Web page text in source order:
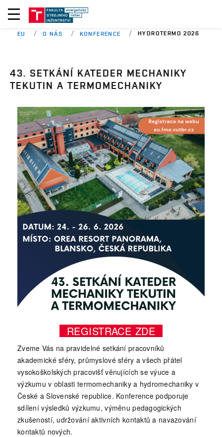
EU O NÁS KONFERENCE HYDROTERMO 2026
43. SETKÁNÍ KATEDER MECHANIKY
TEKUTIN A TERMOMECHANIKY
REGISTRACE ZDE
Zveme Vás na pravidelné setkání pracovníků
akademické sféry, průmyslové sféry a všech přátel
vysokoškolských pracovišť věnujících se výuce a
výzkumu v oblasti termomechaniky a hydromechaniky v
České a Slovenské republice. Konference podporuje
sdílení výsledků výzkumu, výměnu pedagogických
zkušeností, udržování aktivních kontaktů a navazování
kontaktů nových.